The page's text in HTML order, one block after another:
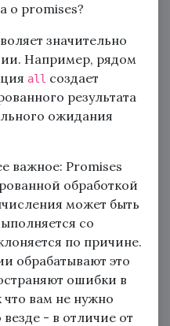
о promises?
значительно
Например, рядом
all создает
результата
ожидания
важное: Promises
обработкой
может быть
со
по причине.
обрабатывают это
ошибки в
вам не нужно
везде - в отличие от